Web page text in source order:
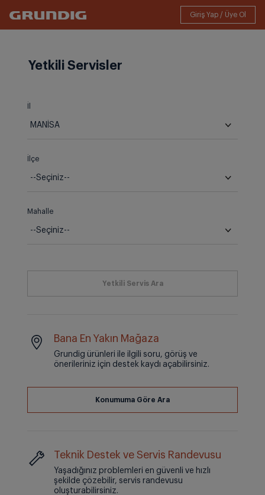
Yetkili Servisler
İlçe
Mahalle
Bana En Yakın Mağaza
Grundig ürünleri ile ilgili soru, görüş ve
önerileriniz için destek kaydı açabilirsiniz.
Teknik Destek ve Servis Randevusu
Yaşadığınız problemleri en güvenli ve hızlı
şekilde çözebilir, servis randevusu
oluşturabilirsiniz.